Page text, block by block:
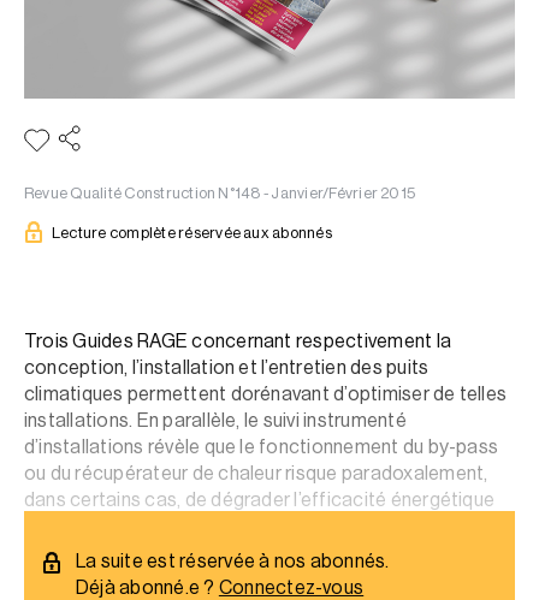
Revue Qualité Construction N°148 - Janvier/Février 2015
Lecture complète réservée aux abonnés
Trois Guides RAGE concernant respectivement la
conception, l’installation et l’entretien des puits
climatiques permettent dorénavant d’optimiser de telles
installations. En parallèle, le suivi instrumenté
d’installations révèle que le fonctionnement du by-pass
ou du récupérateur de chaleur risque paradoxalement,
dans certains cas, de dégrader l’efficacité énergétique
La suite est réservée à nos abonnés.
Déjà abonné.e ? Connectez-vous